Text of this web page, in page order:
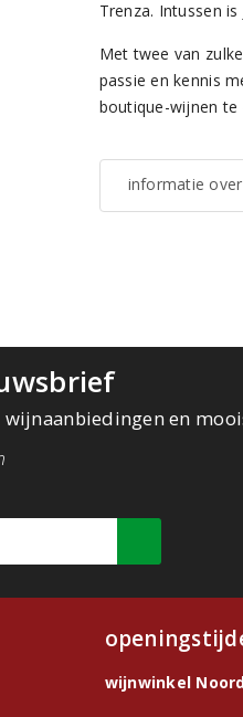
Trenza. Intussen
Met twee van
passie en kennis
boutique-wijnen te
informatie
en
wijnwinkel